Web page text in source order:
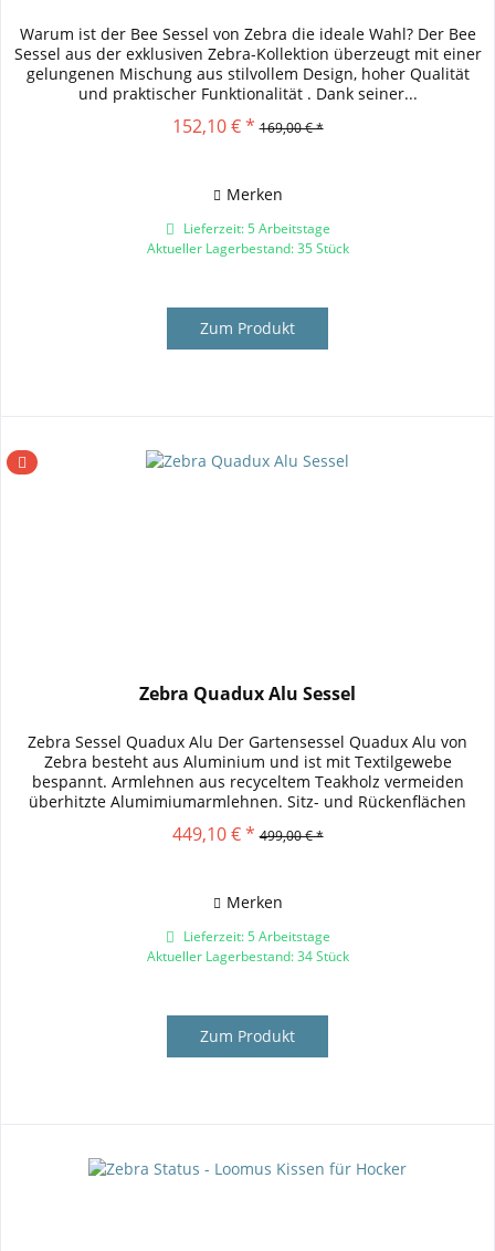
Warum ist der Bee Sessel von Zebra die ideale Wahl? Der Bee
Sessel aus der exklusiven Zebra-Kollektion überzeugt mit einer
gelungenen Mischung aus stilvollem Design, hoher Qualität
und praktischer Funktionalität . Dank seiner...
152,10 € * 169,00 € *
Merken
Lieferzeit: 5 Arbeitstage
Aktueller Lagerbestand: 35 Stück
Zum Produkt
Zebra Quadux Alu Sessel
Zebra Sessel Quadux Alu Der Gartensessel Quadux Alu von
Zebra besteht aus Aluminium und ist mit Textilgewebe
bespannt. Armlehnen aus recyceltem Teakholz vermeiden
überhitzte Alumimiumarmlehnen. Sitz- und Rückenflächen
sind mit einem...
449,10 € * 499,00 € *
Merken
Lieferzeit: 5 Arbeitstage
Aktueller Lagerbestand: 34 Stück
Zum Produkt